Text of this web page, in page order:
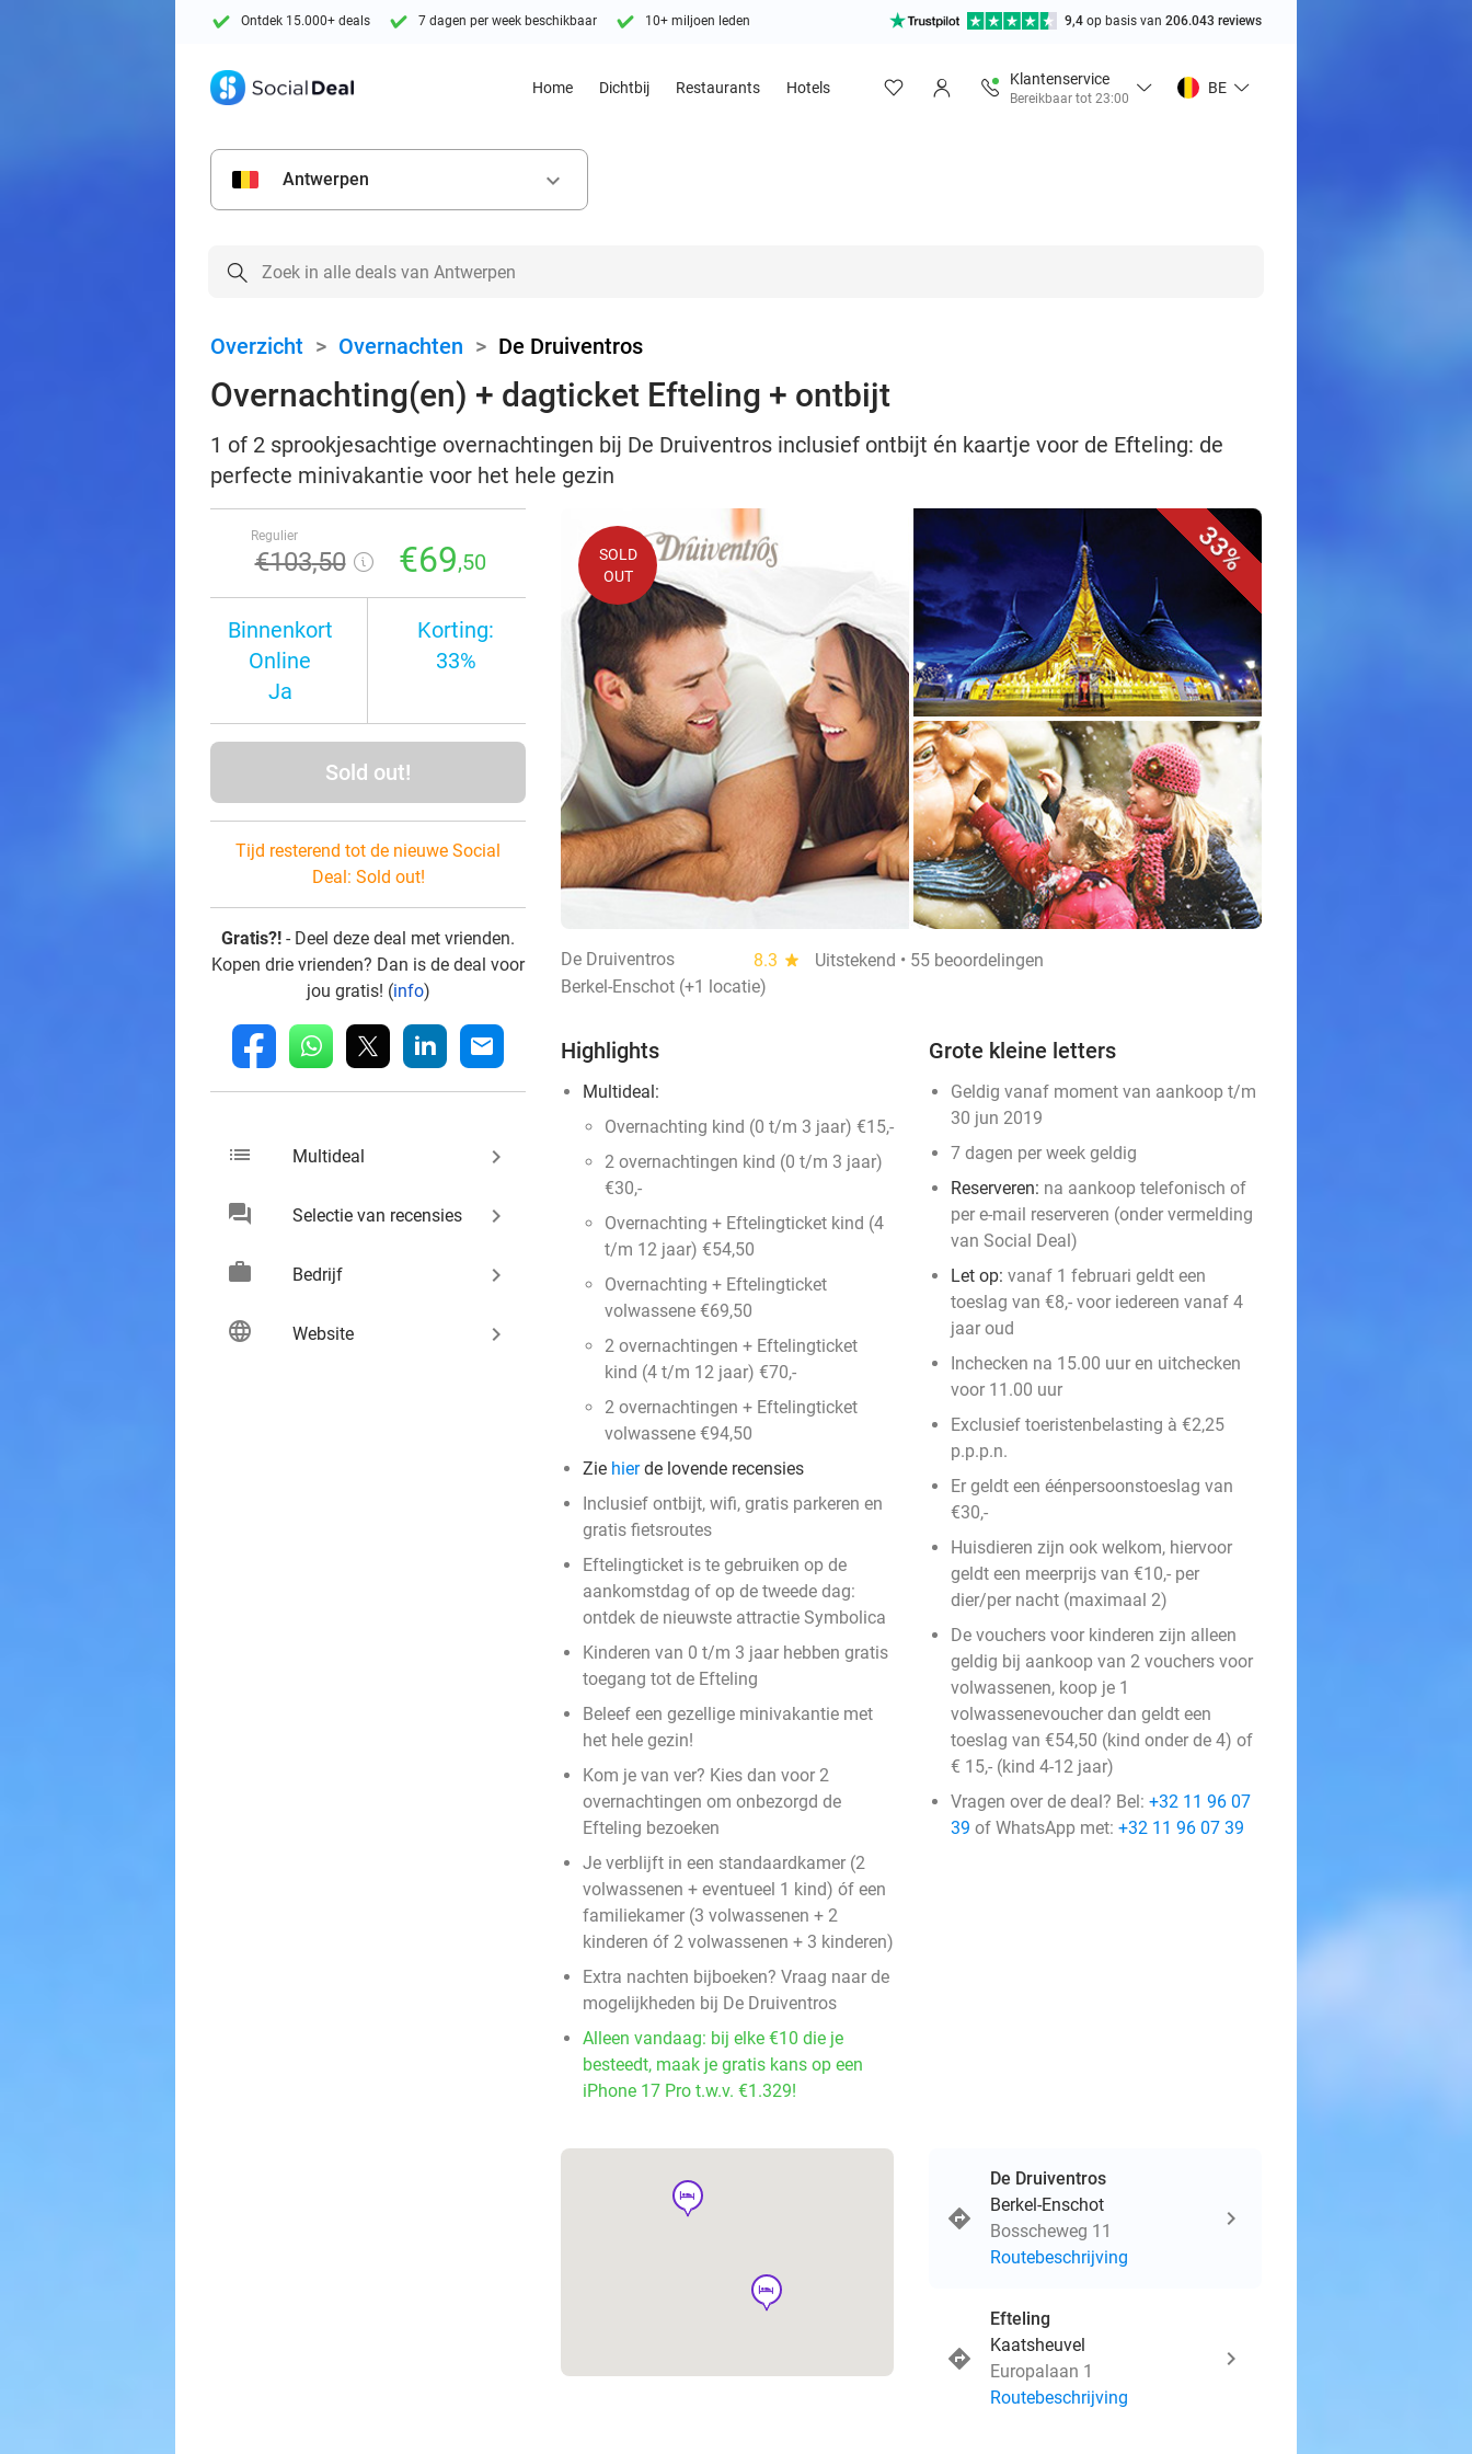
Ontdek 15.000+ deals 7 dagen per week beschikbaar 10+ miljoen leden 9,4 op basis van 206.043 reviews
Home Dichtbij Restaurants Hotels
Klantenservice
Bereikbaar tot 23:00
BE
Antwerpen keyboard_arrow_down
Overzicht > Overnachten > De Druiventros
Overnachting(en) + dagticket Efteling + ontbijt
1 of 2 sprookjesachtige overnachtingen bij De Druiventros inclusief ontbijt én kaartje voor de Efteling: de
perfecte minivakantie voor het hele gezin
Regulier
€103,50 €69,50
Binnenkort
Online
Ja
Korting:
33%
Sold out!
Tijd resterend tot de nieuwe Social
Deal: Sold out!
Gratis?! - Deel deze deal met vrienden.
Kopen drie vrienden? Dan is de deal voor
jou gratis! (info)
fb whatsapp linkedin mail
list Multideal keyboard_arrow_right
chat Selectie van recensies keyboard_arrow_right
work Bedrijf keyboard_arrow_right
language Website keyboard_arrow_right
33%
SOLD
OUT
De Druiventros 8.3 star
Uitstekend • 55 beoordelingen
Berkel-Enschot (+1 locatie)
Highlights
Multideal:
Overnachting kind (0 t/m 3 jaar) €15,-
2 overnachtingen kind (0 t/m 3 jaar)
€30,-
Overnachting + Eftelingticket kind (4
t/m 12 jaar) €54,50
Overnachting + Eftelingticket
volwassene €69,50
2 overnachtingen + Eftelingticket
kind (4 t/m 12 jaar) €70,-
2 overnachtingen + Eftelingticket
volwassene €94,50
Zie hierde lovende recensies
Inclusief ontbijt, wifi, gratis parkeren en
gratis fietsroutes
Eftelingticket is te gebruiken op de
aankomstdag of op de tweede dag:
ontdek de nieuwste attractie Symbolica
Kinderen van 0 t/m 3 jaar hebben gratis
toegang tot de Efteling
Beleef een gezellige minivakantie met
het hele gezin!
Kom je van ver? Kies dan voor 2
overnachtingen om onbezorgd de
Efteling bezoeken
Je verblijft in een standaardkamer (2
volwassenen + eventueel 1 kind) óf een
familiekamer (3 volwassenen + 2
kinderen óf 2 volwassenen + 3 kinderen)
Extra nachten bijboeken? Vraag naar de
mogelijkheden bij De Druiventros
Alleen vandaag: bij elke €10 die je
besteedt, maak je gratis kans op een
iPhone 17 Pro t.w.v. €1.329!
Grote kleine letters
Geldig vanaf moment van aankoop t/m
30 jun 2019
7 dagen per week geldig
Reserveren: na aankoop telefonisch of
per e-mail reserveren (onder vermelding
van Social Deal)
Let op: vanaf 1 februari geldt een
toeslag van €8,- voor iedereen vanaf 4
jaar oud
Inchecken na 15.00 uur en uitchecken
voor 11.00 uur
Exclusief toeristenbelasting à €2,25
p.p.p.n.
Er geldt een éénpersoonstoeslag van
€30,-
Huisdieren zijn ook welkom, hiervoor
geldt een meerprijs van €10,- per
dier/per nacht (maximaal 2)
De vouchers voor kinderen zijn alleen
geldig bij aankoop van 2 vouchers voor
volwassenen, koop je 1
volwassenevoucher dan geldt een
toeslag van €54,50 (kind onder de 4) of
€ 15,- (kind 4-12 jaar)
Vragen over de deal? Bel: +32 11 96 07
39 of WhatsApp met: +32 11 96 07 39
hotel
hotel
De Druiventros
Berkel-Enschot
Bosscheweg 11
Routebeschrijving
Efteling
Kaatsheuvel
Europalaan 1
Routebeschrijving